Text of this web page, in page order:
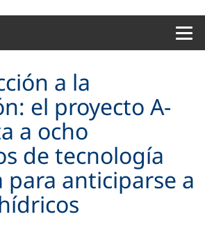
a la
el proyecto A-
a ocho
de tecnología
para anticiparse a